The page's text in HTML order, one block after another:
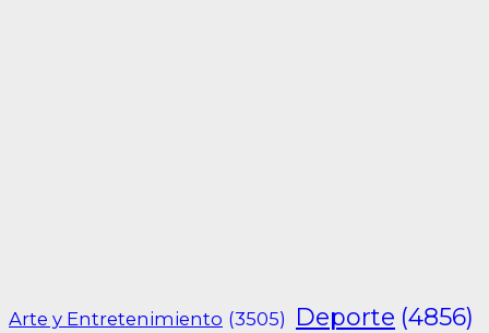
Arte y Entretenimiento (3505) Deporte (4856)